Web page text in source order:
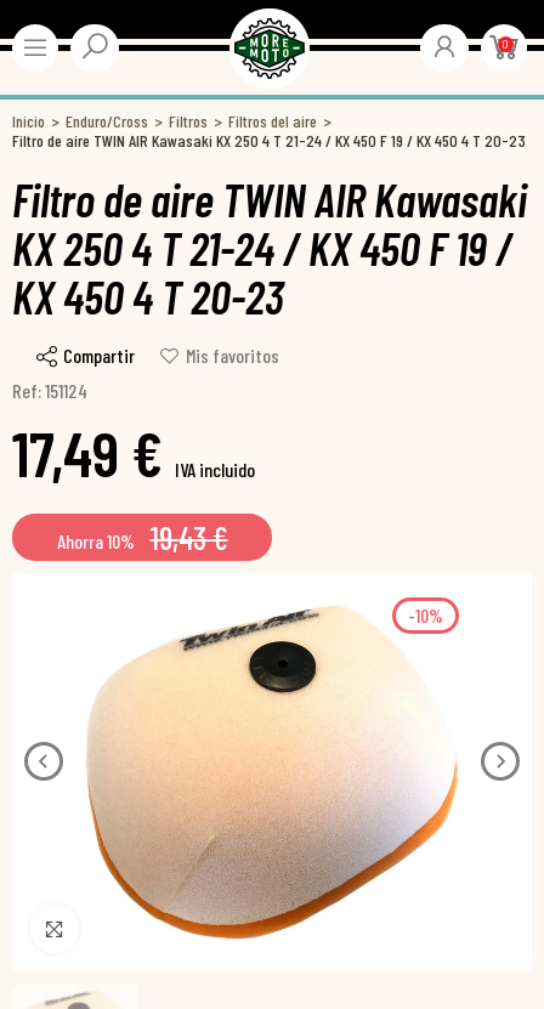
0
Inicio Enduro/Cross Filtros
Filtros del aire
Filtro de aire TWIN AIR Kawasaki KX 250 4 T 21-24 / KX 450 F 19 / KX 450 4 T 20-23
Filtro de aire TWIN AIR Kawasaki
KX 250 4 T 21-24 / KX 450 F 19 /
KX 450 4 T 20-23
Compartir
Mis favoritos
Ref: 151124
17,49 € IVA incluido
Ahorra 10% 19,43 €
-10%
Pincha para agrandar